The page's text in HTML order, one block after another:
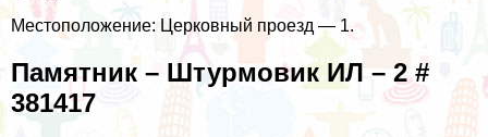
Местоположение: Церковный проезд — 1.
Памятник – Штурмовик ИЛ – 2 #
381417